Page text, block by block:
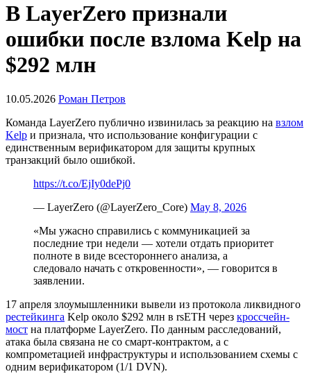
В LayerZero признали
ошибки после взлома Kelp на
$292 млн
10.05.2026 Роман Петров
Команда LayerZero публично извинилась за реакцию на взлом
Kelp и признала, что использование конфигурации с
единственным верификатором для защиты крупных
транзакций было ошибкой.
https://t.co/EjIy0dePj0
— LayerZero (@LayerZero_Core) May 8, 2026
«Мы ужасно справились с коммуникацией за
последние три недели — хотели отдать приоритет
полноте в виде всестороннего анализа, а
следовало начать с откровенности», — говорится в
заявлении.
17 апреля злоумышленники вывели из протокола ликвидного
рестейкинга Kelp около $292 млн в rsETH через кроссчейн-
мост на платформе LayerZero. По данным расследований,
атака была связана не со смарт-контрактом, а с
компрометацией инфраструктуры и использованием схемы с
одним верификатором (1/1 DVN).